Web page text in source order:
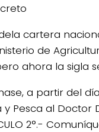
cartera
de
ahora la sigla
a partir del
Pesca al Doctor
2°.-